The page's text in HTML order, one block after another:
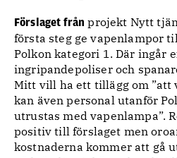
Förslaget från projekt Nytt
första steg ge vapenlampor
Polkon kategori 1. Där ingår
ingripandepoliser och
Mitt vill ha ett tillägg om
kan även personal utanför
utrustas med vapenlampa”.
positiv till förslaget men
kostnaderna kommer att gå